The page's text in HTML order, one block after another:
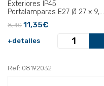
Exteriores IP45
Portalamparas E27 Ø 27 x 9,5
8,40 11,35€
+detalles
Ref: 08192032